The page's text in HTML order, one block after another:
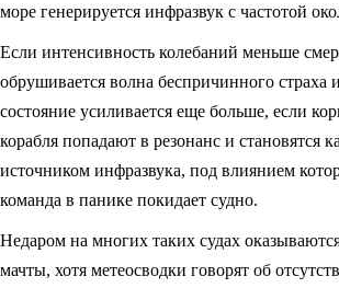
море генерируется инфразвук с частотой
Если интенсивность колебаний меньше
обрушивается волна беспричинного страха
состояние усиливается еще больше, если
корабля попадают в резонанс и становятся
источником инфразвука, под влиянием
команда в панике покидает судно.
Недаром на многих таких судах
мачты, хотя метеосводки говорят об